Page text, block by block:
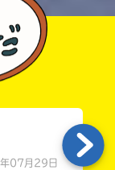
07月29日